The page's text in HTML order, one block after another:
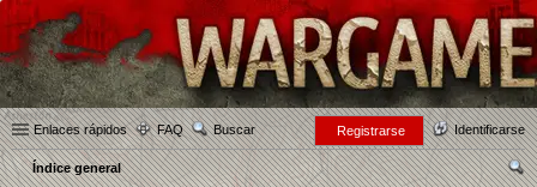
Enlaces rápidos FAQ Buscar Identificarse
Registrarse
Índice general